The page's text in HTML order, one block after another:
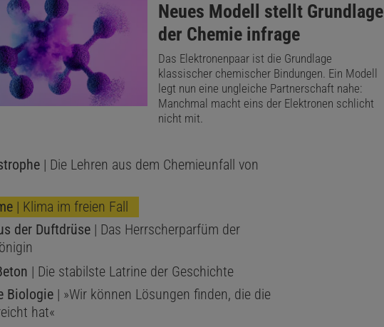
:
Neues Modell stellt Grundlage
der Chemie infrage
Das Elektronenpaar ist die Grundlage
klassischer chemischer Bindungen. Ein Modell
legt nun eine ungleiche Partnerschaft nahe:
Manchmal macht eins der Elektronen schlicht
nicht mit.
| Die Lehren aus dem Chemieunfall von
| Klima im freien Fall
der Duftdrüse| Das Herrscherparfüm der
| Die stabilste Latrine der Geschichte
Biologie| »Wir können Lösungen finden, die die
hat«